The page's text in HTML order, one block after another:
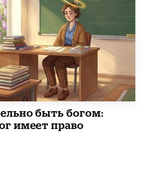
быть богом:
имеет право